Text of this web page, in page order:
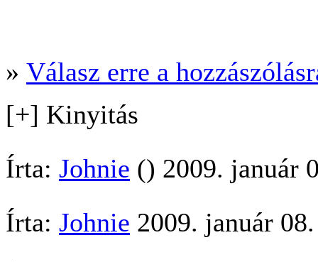
» Válasz erre a
[+] Kinyitás
Írta: Johnie () 2009. január
Írta: Johnie 2009. január